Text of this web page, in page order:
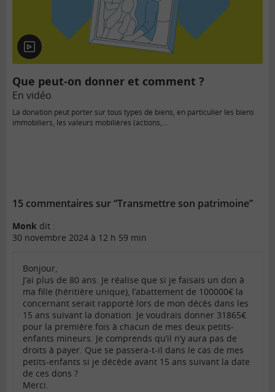
En
vidéo
Que peut-on donner et comment ?
En vidéo
La donation peut porter sur tous types de biens, en particulier les biens
immobiliers, les valeurs mobilières (actions,…
15 commentaires sur “Transmettre son patrimoine”
Monk dit :
30 novembre 2024 à 12 h 59 min
Bonjour,
J’ai plus de 80 ans. Je réalise que si je faisais un don à
ma fille (héritière unique), l’abattement de 100000€ la
concernant serait rapporté lors de mon décès dans les
15 ans suivant la donation. Je voudrais donner 31865€
pour la première fois à chacun de mes deux petits-
enfants mineurs. Je comprends qu’il n’y aura pas de
droits à payer. Que se passera-t-il dans le cas de mes
petits-enfants si je décède avant 15 ans suivant la date
de ces dons ?
Merci.